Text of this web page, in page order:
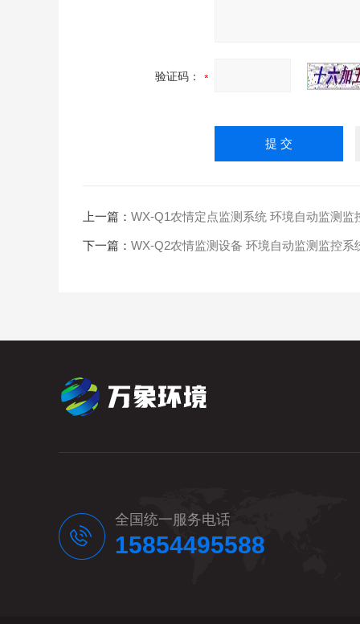
验证码：
上一篇： WX-Q1农情定点监测系统 环境自动监测监
下一篇： WX-Q2农情监测设备 环境自动监测监控系
全国统一服务电话
15854495588